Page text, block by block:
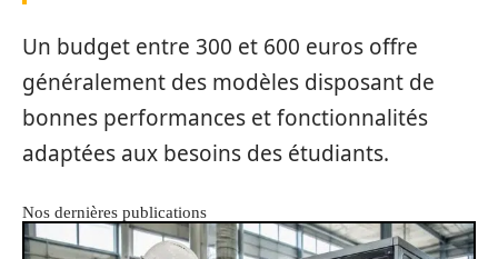
Un budget entre 300 et 600 euros offre
généralement des modèles disposant de
bonnes performances et fonctionnalités
adaptées aux besoins des étudiants.
Nos dernières publications